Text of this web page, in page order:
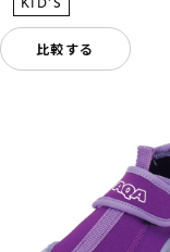
ム
ポイ
比較する